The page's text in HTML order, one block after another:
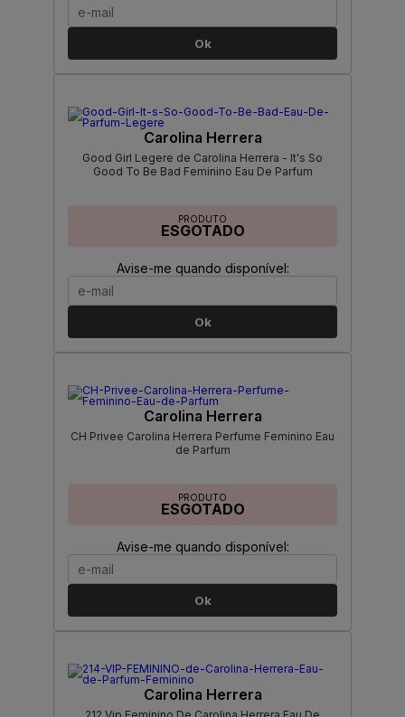
Ok
Carolina Herrera
Good Girl Legere de Carolina Herrera - It's So
Good To Be Bad Feminino Eau De Parfum
PRODUTO
ESGOTADO
Avise-me quando disponível:
Ok
Carolina Herrera
CH Privee Carolina Herrera Perfume Feminino Eau
de Parfum
PRODUTO
ESGOTADO
Avise-me quando disponível:
Ok
Carolina Herrera